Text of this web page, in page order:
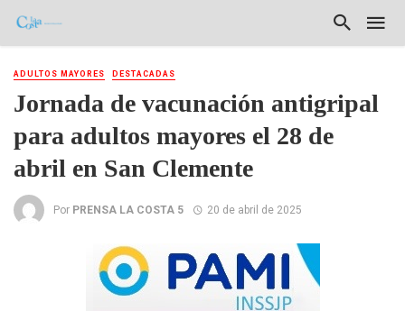
ADULTOS MAYORES DESTACADAS
Jornada de vacunación antigripal
para adultos mayores el 28 de
abril en San Clemente
Por PRENSA LA COSTA 5 20 de abril de 2025